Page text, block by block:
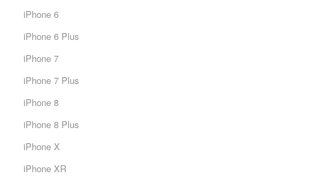
iPhone 6
iPhone 6 Plus
iPhone 7
iPhone 7 Plus
iPhone 8
iPhone 8 Plus
iPhone X
iPhone XR